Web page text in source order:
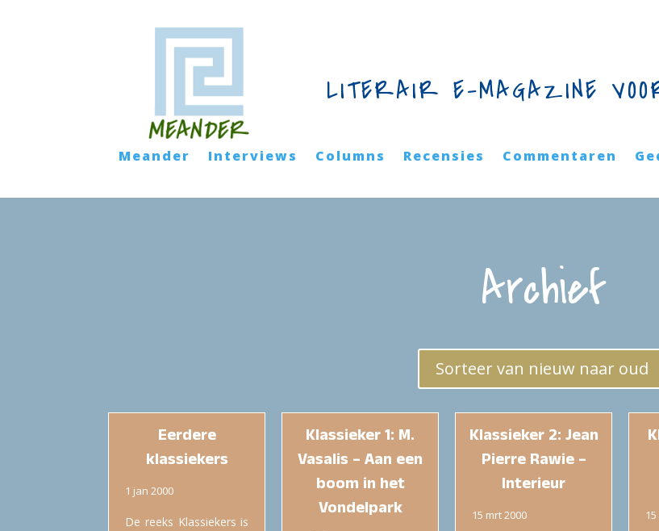
LITERAIR E-MAGAZINE
Meander Interviews Columns Recensies Commentaren
Archief
Sorteer van nieuw naar oud
Eerdere
klassiekers
1 jan 2000
De reeks Klassiekers is
Klassieker 1: M.
Vasalis – Aan een
boom in het
Vondelpark
Klassieker 2: Jean
Pierre Rawie –
Interieur
15 mrt 2000